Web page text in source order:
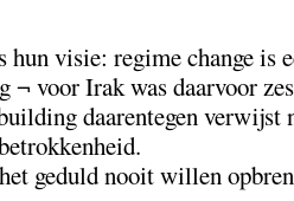
hun visie: regime change is
¬ voor Irak was daarvoor
daarentegen verwijst
geduld nooit willen